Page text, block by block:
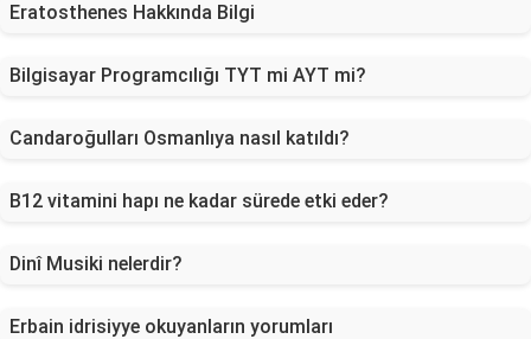
Eratosthenes Hakkında Bilgi
Bilgisayar Programcılığı TYT mi AYT mi?
Candaroğulları Osmanlıya nasıl katıldı?
B12 vitamini hapı ne kadar sürede etki eder?
Dinî Musiki nelerdir?
Erbain idrisiyye okuyanların yorumları